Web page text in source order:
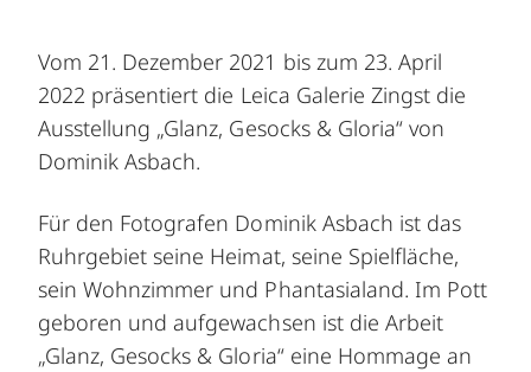
Vom 21. Dezember 2021 bis zum 23. April
2022 präsentiert die Leica Galerie Zingst die
Ausstellung „Glanz, Gesocks & Gloria“ von
Dominik Asbach.
Für den Fotografen Dominik Asbach ist das
Ruhrgebiet seine Heimat, seine Spielfläche,
sein Wohnzimmer und Phantasialand. Im Pott
geboren und aufgewachsen ist die Arbeit
„Glanz, Gesocks & Gloria“ eine Hommage an